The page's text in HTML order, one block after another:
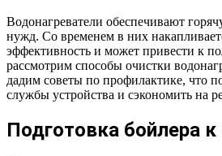
Водонагреватели обеспечивают
нужд. Со временем в них
эффективность и может привести к
рассмотрим способы очистки
дадим советы по профилактике, что
службы устройства и сэкономить на
Подготовка бойлера к